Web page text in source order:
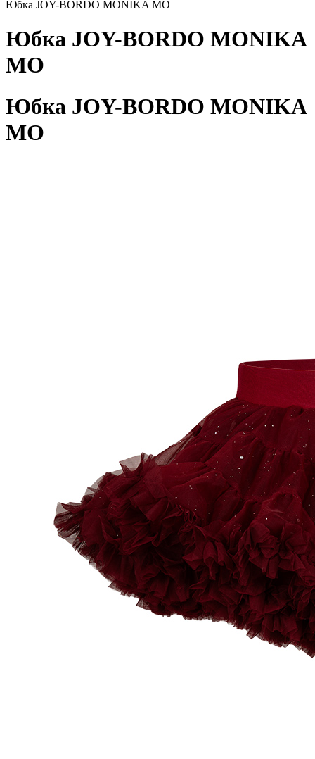
Юбка JOY-BORDO MONIKA MO
Юбка JOY-BORDO MONIKA
MO
Юбка JOY-BORDO MONIKA
MO